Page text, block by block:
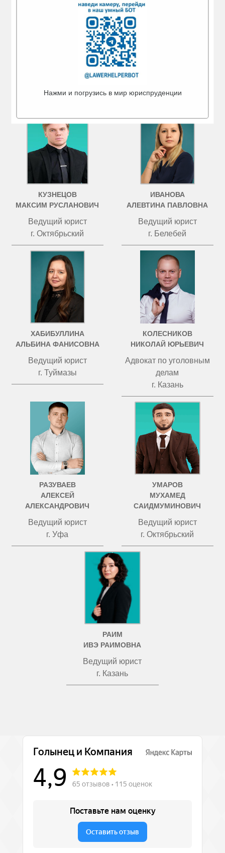
АЙГУЛЬ АМИРОВНА
г. Туймазы
ТАТЬЯНА ВАЛЕРЬЕВНА
г. Бугульма
КУЗНЕЦОВ
МАКСИМ РУСЛАНОВИЧ
Ведущий юрист
г. Октябрьский
ИВАНОВА
АЛЕВТИНА ПАВЛОВНА
Ведущий юрист
г. Белебей
ХАБИБУЛЛИНА
АЛЬБИНА ФАНИСОВНА
Ведущий юрист
г. Туймазы
КОЛЕСНИКОВ
НИКОЛАЙ ЮРЬЕВИЧ
Адвокат по уголовным
делам
г. Казань
РАЗУВАЕВ
АЛЕКСЕЙ
АЛЕКСАНДРОВИЧ
Ведущий юрист
г. Уфа
УМАРОВ
МУХАМЕД
САИДМУМИНОВИЧ
Ведущий юрист
г. Октябрьский
РАИМ
ИВЭ РАИМОВНА
Ведущий юрист
г. Казань
Нажми и погрузись в мир юриспруденции